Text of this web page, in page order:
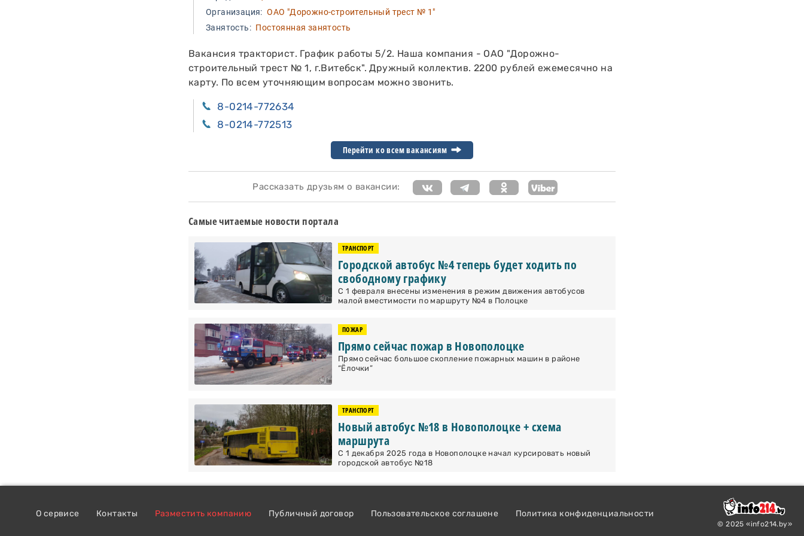
Организация: ОАО "Дорожно-строительный трест № 1"
Занятость: Постоянная занятость
Вакансия тракторист. График работы 5/2. Наша компания - ОАО "Дорожно-
строительный трест № 1, г.Витебск". Дружный коллектив. 2200 рублей ежемесячно на
карту. По всем уточняющим вопросам можно звонить.
8-0214-772634
8-0214-772513
Перейти ко всем вакансиям
Рассказать друзьям о вакансии:
Самые читаемые новости портала
ТРАНСПОРТ
Городской автобус №4 теперь будет ходить по
свободному графику
С 1 февраля внесены изменения в режим движения автобусов
малой вместимости по маршруту №4 в Полоцке
ПОЖАР
Прямо сейчас пожар в Новополоцке
Прямо сейчас большое скопление пожарных машин в районе
“Ёлочки”
ТРАНСПОРТ
Новый автобус №18 в Новополоцке + схема
маршрута
С 1 декабря 2025 года в Новополоцке начал курсировать новый
городской автобус №18
О сервисе Контакты Разместить компанию Публичный договор Пользовательское соглашене Политика конфиденциальности
© 2025 «info214.by»